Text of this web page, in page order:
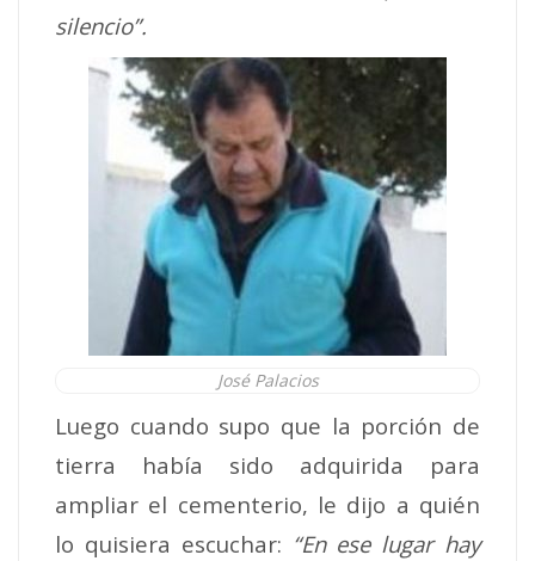
silencio”.
José Palacios
Luego cuando supo que la porción de
tierra había sido adquirida para
ampliar el cementerio, le dijo a quién
lo quisiera escuchar: “En ese lugar hay